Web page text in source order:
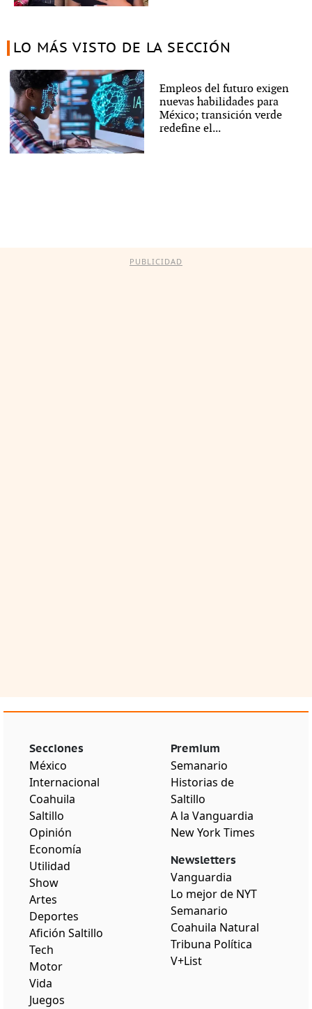
LO MÁS VISTO DE LA SECCIÓN
Empleos del futuro exigen
nuevas habilidades para
México; transición verde
redefine el...
PUBLICIDAD
Secciones
México
Internacional
Coahuila
Saltillo
Opinión
Economía
Utilidad
Show
Artes
Deportes
Afición Saltillo
Tech
Motor
Vida
Juegos
Premium
Semanario
Historias de
Saltillo
A la Vanguardia
New York Times
Newsletters
Vanguardia
Lo mejor de NYT
Semanario
Coahuila Natural
Tribuna Política
V+List